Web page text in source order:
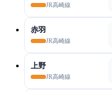
JR高崎線
赤羽
JR高崎線
上野
JR高崎線